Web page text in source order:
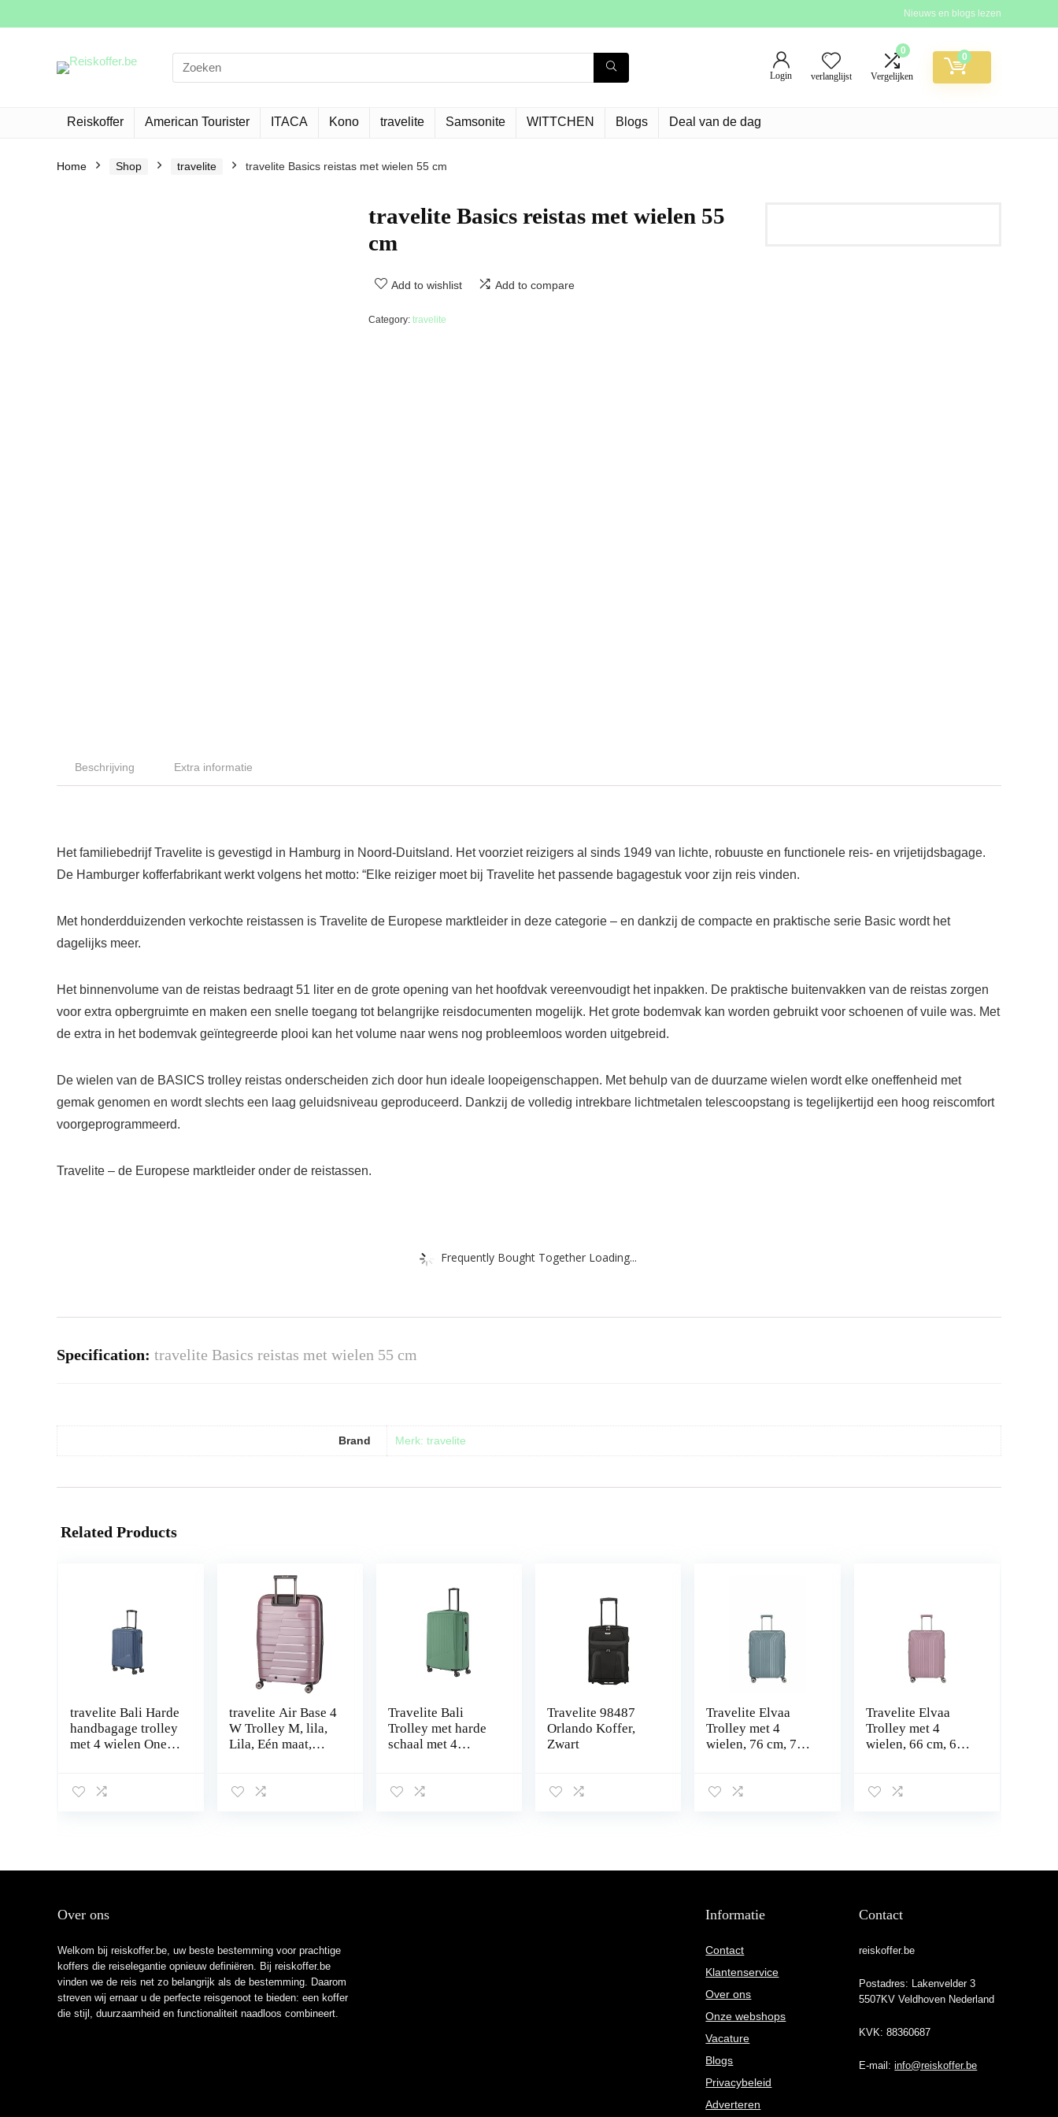
Nieuws en blogs lezen
Search
for:
Login verlanglijst
0
Vergelijken
0
Reiskoffer American Tourister ITACA Kono travelite Samsonite WITTCHEN Blogs Deal van de dag
Home Shop travelite travelite Basics reistas met wielen 55 cm
travelite Basics reistas met wielen 55
cm
Add to wishlist Add to compare
Category: travelite
Beschrijving Extra informatie
Het familiebedrijf Travelite is gevestigd in Hamburg in Noord-Duitsland. Het voorziet reizigers al sinds 1949 van lichte, robuuste en functionele reis- en vrijetijdsbagage.
De Hamburger kofferfabrikant werkt volgens het motto: “Elke reiziger moet bij Travelite het passende bagagestuk voor zijn reis vinden.
Met honderdduizenden verkochte reistassen is Travelite de Europese marktleider in deze categorie – en dankzij de compacte en praktische serie Basic wordt het
dagelijks meer.
Het binnenvolume van de reistas bedraagt 51 liter en de grote opening van het hoofdvak vereenvoudigt het inpakken. De praktische buitenvakken van de reistas zorgen
voor extra opbergruimte en maken een snelle toegang tot belangrijke reisdocumenten mogelijk. Het grote bodemvak kan worden gebruikt voor schoenen of vuile was. Met
de extra in het bodemvak geïntegreerde plooi kan het volume naar wens nog probleemloos worden uitgebreid.
De wielen van de BASICS trolley reistas onderscheiden zich door hun ideale loopeigenschappen. Met behulp van de duurzame wielen wordt elke oneffenheid met
gemak genomen en wordt slechts een laag geluidsniveau geproduceerd. Dankzij de volledig intrekbare lichtmetalen telescoopstang is tegelijkertijd een hoog reiscomfort
voorgeprogrammeerd.
Travelite – de Europese marktleider onder de reistassen.
Frequently Bought Together Loading...
Specification: travelite Basics reistas met wielen 55 cm
Brand Merk: travelite
Related Products
travelite Bali Harde
handbagage trolley
met 4 wielen One
travelite Air Base 4
W Trolley M, lila,
Lila, Eén maat,
Travelite Bali
Trolley met harde
schaal met 4
groen, Eén maat,
Travelite 98487
Orlando Koffer,
Zwart
Travelite Elvaa
Trolley met 4
wielen, 76 cm, 76
blauwgrijs, blauw,
Travelite Elvaa
Trolley met 4
wielen, 66 cm, 66
66 cm
Over ons
Welkom bij reiskoffer.be, uw beste bestemming voor prachtige
koffers die reiselegantie opnieuw definiëren. Bij reiskoffer.be
vinden we de reis net zo belangrijk als de bestemming. Daarom
streven wij ernaar u de perfecte reisgenoot te bieden: een koffer
die stijl, duurzaamheid en functionaliteit naadloos combineert.
Informatie
Contact
Klantenservice
Over ons
Onze webshops
Vacature
Blogs
Privacybeleid
Adverteren
Contact
reiskoffer.be
Postadres: Lakenvelder 3
5507KV Veldhoven Nederland
KVK: 88360687
E-mail:info@reiskoffer.be